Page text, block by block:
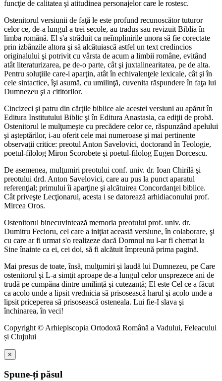
funcţie de calitatea şi atitudinea personajelor care le rostesc.
Ostenitorul versiunii de faţă le este profund recunoscător tuturor
celor ce, de-a lungul a trei secole, au tradus sau revizuit Biblia în
limba română. El s'a străduit ca neîmplinirile unora să fie corectate
prin izbânzile altora şi să alcătuiască astfel un text credincios
originalului şi potrivit cu vârsta de acum a limbii române, evitând
atât literaturizarea, pe de-o parte, cât şi juxtalinearitatea, pe de alta.
Pentru soluţiile care-i aparţin, atât în echivalenţele lexicale, cât şi în
cele sintactice, îşi asumă, cu umilinţă, cuvenita răspundere în faţa lui
Dumnezeu şi a cititorilor.
Cincizeci şi patru din cărţile biblice ale acestei versiuni au apărut în
Editura Institutului Biblic şi în Editura Anastasia, ca ediţii de probă.
Ostenitorul le mulţumeşte cu precădere celor ce, răspunzând apelului
şi aşteptărilor, i-au oferit cele mai numeroase şi mai pertinente
observaţii critice: preotul Anton Savelovici, doctorand în Teologie,
poetul-filolog Miron Scorobete şi poetul-filolog Eugen Dorcescu.
De asemenea, mulţumiri preotului conf. univ. dr. Ioan Chirilă şi
preotului drd. Anton Savelovici, care au pus la punct aparatul
referenţial; primului îi aparţine şi alcătuirea Concordanţei biblice.
Cât priveşte Lecţionarul, acesta i se datorează arhidiaconului prof.
Mircea Oros.
Ostenitorul binecuvintează memoria preotului prof. univ. dr.
Dumitru Fecioru, cel care a iniţiat această versiune, în colaborare, şi
cu care ar fi urmat s'o realizeze dacă Domnul nu l-ar fi chemat la
Sine înainte ca ei, cei doi, să fi alcătuit împreună prima pagină.
Mai presus de toate, însă, mulţumiri şi laudă lui Dumnezeu, pe Care
ostenitorul şi L-a simţit aproape de-a lungul celor unsprezece ani de
trudă pe cumpăna dintre umilinţă şi cutezanţă; El este Cel ce a făcut
ca acolo unde a lipsit vrednicia să prisosească harul şi acolo unde a
lipsit priceperea să prisosească osteneala. Lui fie-I slava şi
închinarea, în veci!
Copyright © Arhiepiscopia Ortodoxă Română a Vadului, Feleacului
și Clujului
×
Spune-ți păsul